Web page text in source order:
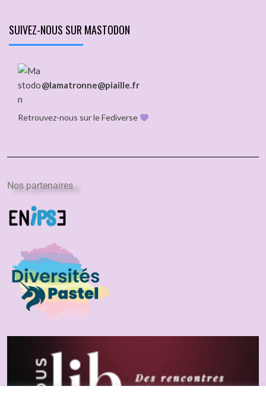
SUIVEZ-NOUS SUR MASTODON
@lamatronne@piaille.fr
Retrouvez-nous sur le Fediverse
Nos partenaires